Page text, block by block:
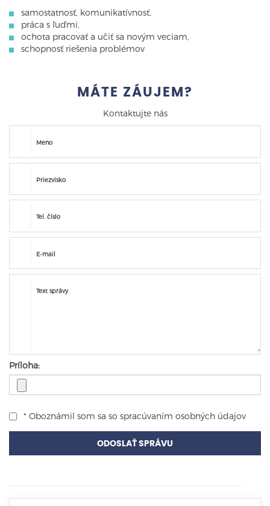
samostatnosť, komunikatívnosť,
práca s ľuďmi,
ochota pracovať a učiť sa novým veciam,
schopnosť riešenia problémov
MÁTE ZÁUJEM?
Kontaktujte nás
Meno
Priezvisko
Tel. číslo
E-mail
Text správy
Príloha:
* Oboznámil som sa so spracúvaním osobných údajov
ODOSLAŤ SPRÁVU